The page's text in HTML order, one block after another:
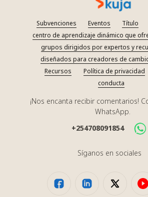
Subvenciones Eventos Título
centro de aprendizaje dinámico que
grupos dirigidos por expertos y
diseñados para creadores de
Recursos
Política de privacidad
conducta
¡Nos encanta recibir comentarios!
WhatsApp.
+254708091854
Síganos en sociales